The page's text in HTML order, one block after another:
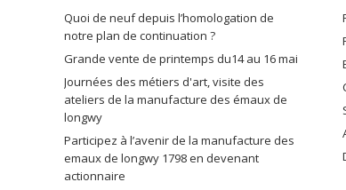
quoi de neuf depuis l’homologation de
notre plan de continuation ?
grande vente de printemps du14 au 16 mai
journées des métiers d'art, visite des
ateliers de la manufacture des émaux de
longwy
participez à l’avenir de la manufacture des
emaux de longwy 1798 en devenant
actionnaire